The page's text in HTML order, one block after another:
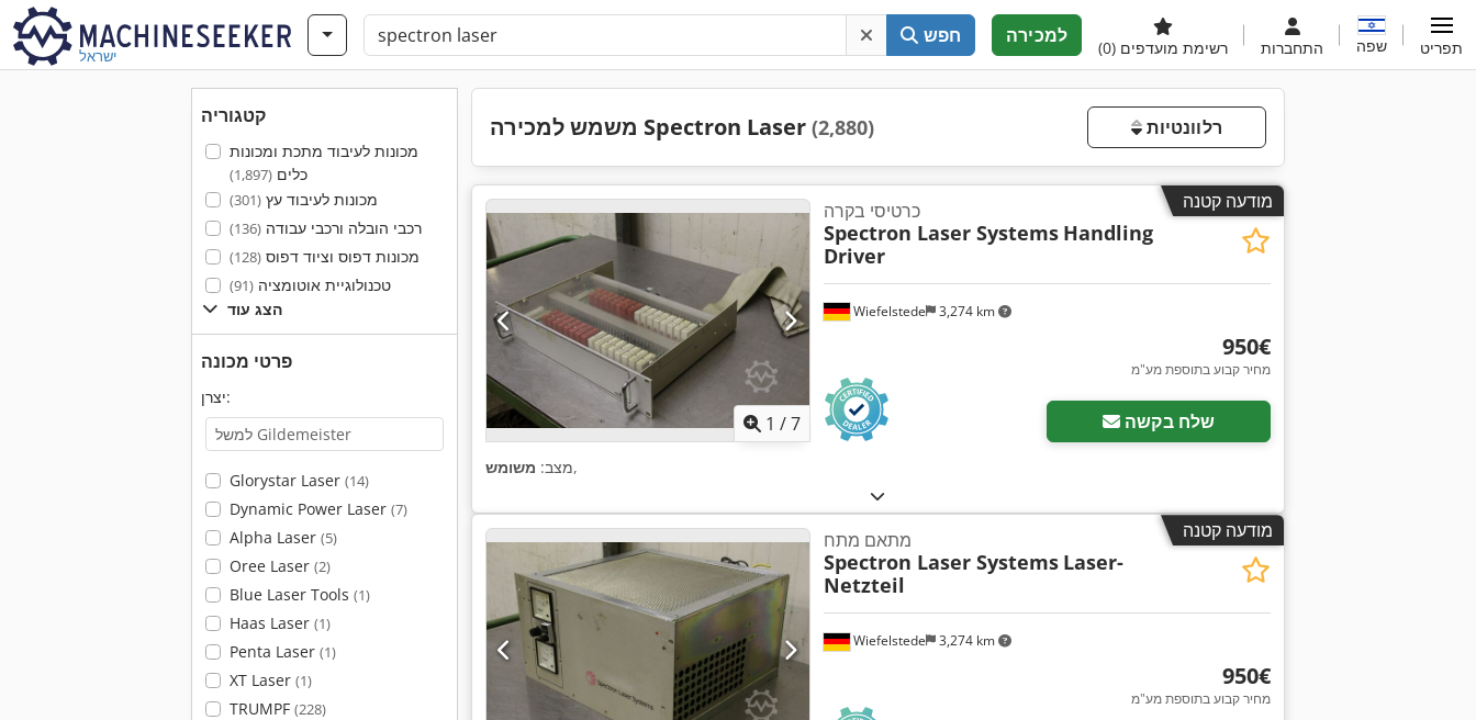
ישראל
חפש למכירה
רשימת מועדפים (0) התחברות שפה תפריט
קטגוריה
מכונות לעיבוד מתכת ומכונות
כלים(1,897)
מכונות לעיבוד עץ(301)
רכבי הובלה ורכבי עבודה(136)
מכונות דפוס וציוד דפוס(128)
טכנולוגיית אוטומציה(91)
הצג עוד
פרטי מכונה
יצרן:
Glorystar Laser (14)
Dynamic Power Laser (7)
Alpha Laser (5)
Oree Laser (2)
Blue Laser Tools (1)
Haas Laser (1)
Penta Laser (1)
XT Laser (1)
TRUMPF (228)
משמש למכירה Spectron Laser (2,880) רלוונטיות
מודעה קטנה
1 /7
Wiefelstede 3,274 km
כרטיסי בקרה
Spectron Laser Systems Handling
Driver
‏950 ‏€
מחיר קבוע בתוספת מע"מ
שלח בקשה
מצב: משומש ,
מודעה קטנה
Wiefelstede 3,274 km
מתאם מתח
Spectron Laser Systems Laser-
Netzteil
‏950 ‏€
מחיר קבוע בתוספת מע"מ